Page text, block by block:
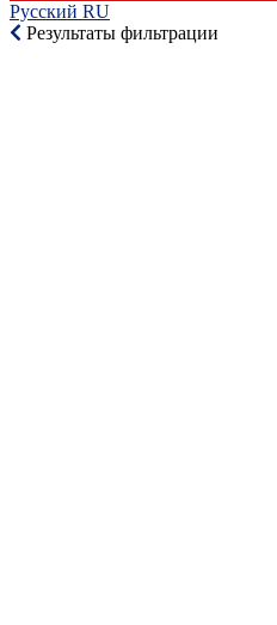
Русский RU‎
Результаты фильтрации